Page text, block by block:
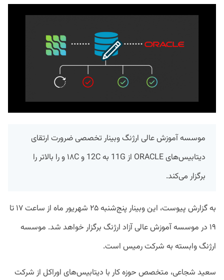
موسسه آموزش عالی ارژنگ وبینار تخصصی ضرورت ارتقای
دیتابیس‌های ORACLE از 11G به 12C و ۱۸C و را بالاتر را
برگزار می‌کند.
به گزارش پیوست،‌ این وبینار پنج‌شنبه ۲۵ شهریور ماه از ساعت ۱۷ تا
۱۹ در موسسه آموزش عالی آزاد ارژنگ برگزار خواهد شد. موسسه
ارژنگ وابسته به شرکت رمیس است.
سعید شجاعی، متخصص حوزه کار با دیتابیس‌های اوراکل از شرکت